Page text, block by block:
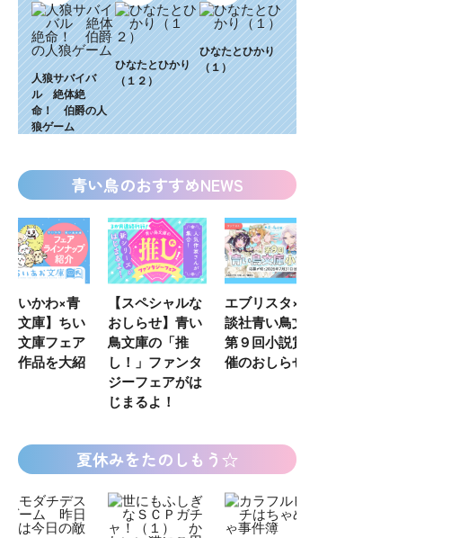
人狼サバイバ
ル 絶体絶
命！ 伯爵の人
狼ゲーム
ひなたとひかり
（１２）
ひなたとひかり
（１）
青い鳥のおすすめNEWS
【ちいかわ×青
い鳥文庫】ちい
あお文庫フェア
対象作品を大紹
【スペシャルな
おしらせ】青い
鳥文庫の「推
し！」ファンタ
ジーフェアがは
じまるよ！
エブリスタ×講
談社青い鳥文庫
第９回小説賞開
催のおしらせ
夏休みをたのしもう☆